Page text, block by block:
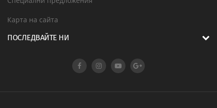
Карта на сайта
ПОСЛЕДВАЙТЕ НИ